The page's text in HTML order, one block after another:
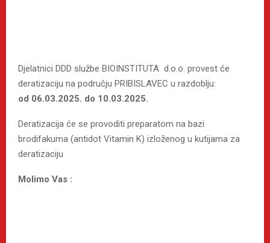
Djelatnici DDD službe BIOINSTITUTA d.o.o. provest će
deratizaciju na području PRIBISLAVEC u razdoblju:
od 06.03.2025. do 10.03.2025.
Deratizacija će se provoditi preparatom na bazi
brodifakuma (antidot Vitamin K) izloženog u kutijama za
deratizaciju
Molimo Vas :